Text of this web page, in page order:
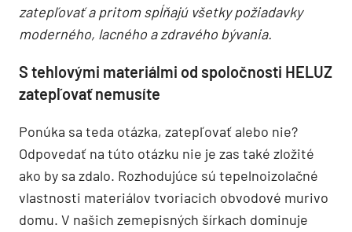
zatepľovať a pritom spĺňajú všetky požiadavky
moderného, lacného a zdravého bývania.
S tehlovými materiálmi od spoločnosti HELUZ
zatepľovať nemusíte
Ponúka sa teda otázka, zatepľovať alebo nie?
Odpovedať na túto otázku nie je zas také zložité
ako by sa zdalo. Rozhodujúce sú tepelnoizolačné
vlastnosti materiálov tvoriacich obvodové murivo
domu. V našich zemepisných šírkach dominuje